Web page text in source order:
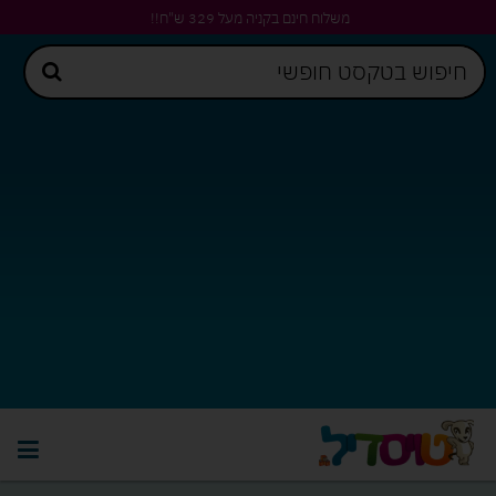
משלוח חינם בקניה מעל 329 ש"ח!!